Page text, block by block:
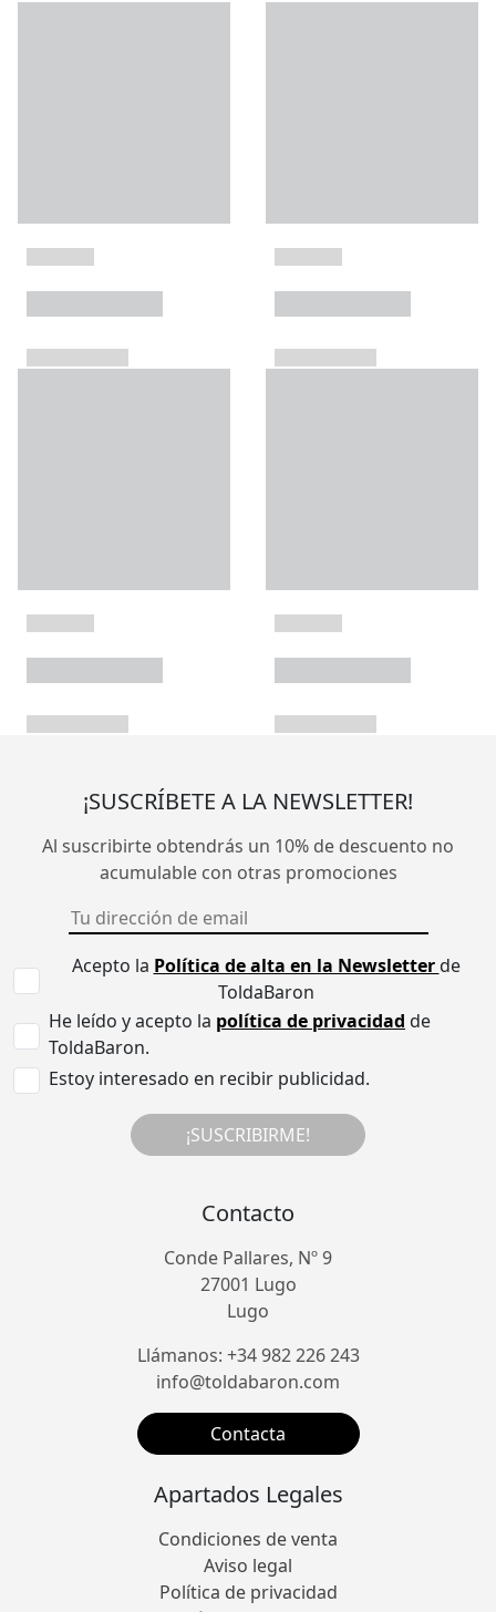
¡SUSCRÍBETE A LA NEWSLETTER!
Al suscribirte obtendrás un 10% de descuento no
acumulable con otras promociones
Acepto la Política de alta en la Newsletterde
ToldaBaron
He leído y acepto la política de privacidad de
ToldaBaron.
Estoy interesado en recibir publicidad.
¡SUSCRIBIRME!
Contacto
Conde Pallares, Nº 9
27001 Lugo
Lugo
Llámanos: +34 982 226 243
info@toldabaron.com
Contacta
Apartados Legales
Condiciones de venta
Aviso legal
Política de privacidad